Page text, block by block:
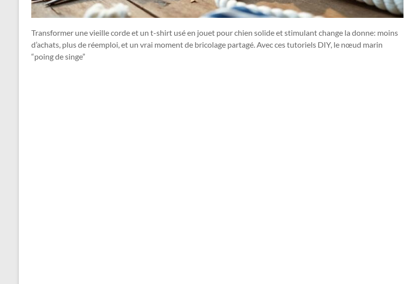
Transformer une vieille corde et un t-shirt usé en jouet pour chien solide et stimulant change la donne: moins
d’achats, plus de réemploi, et un vrai moment de bricolage partagé. Avec ces tutoriels DIY, le nœud marin
“poing de singe”